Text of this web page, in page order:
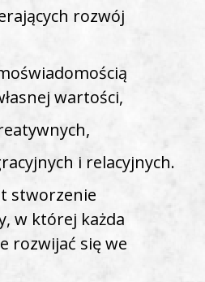
rozwój
wartości,
i relacyjnych.
stworzenie
w której każda
rozwijać się we